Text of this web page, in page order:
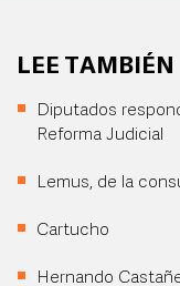
LEE TAMBIÉN
Diputados
Reforma Judicial
Lemus, de la
Cartucho
Hernando